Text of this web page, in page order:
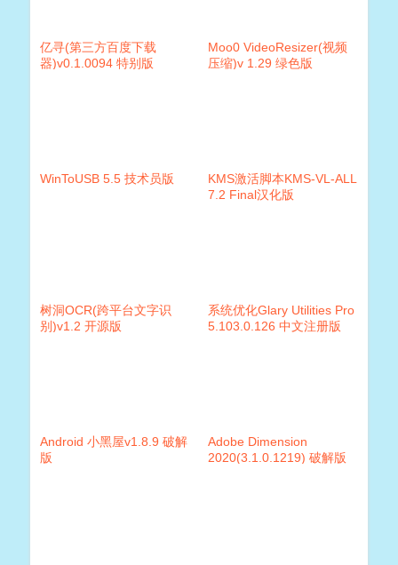
亿寻(第三方百度下载
器)v0.1.0094 特别版
Moo0 VideoResizer(视频
压缩)v 1.29 绿色版
WinToUSB 5.5 技术员版
KMS激活脚本KMS-VL-ALL
7.2 Final汉化版
树洞OCR(跨平台文字识
别)v1.2 开源版
系统优化Glary Utilities Pro
5.103.0.126 中文注册版
Android 小黑屋v1.8.9 破解
版
Adobe Dimension
2020(3.1.0.1219) 破解版